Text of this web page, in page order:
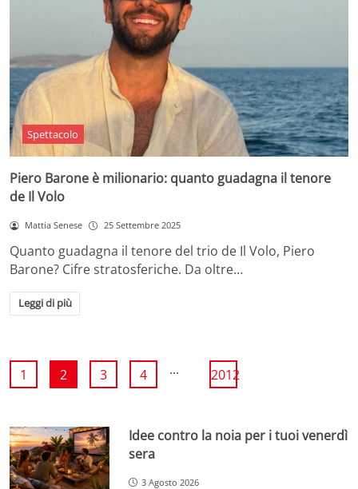
Spettacolo
Piero Barone è milionario: quanto guadagna il tenore
de Il Volo
Mattia Senese 25 Settembre 2025
Quanto guadagna il tenore del trio de Il Volo, Piero
Barone? Cifre stratosferiche. Da oltre…
Leggi di più
1 2 3 4 ... 2012
Idee contro la noia per i tuoi venerdì
sera
3 Agosto 2026